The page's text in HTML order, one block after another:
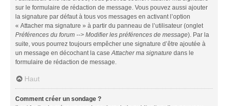
sur le formulaire de rédaction de message. Vous pouvez aussi ajouter
la signature par défaut à tous vos messages en activant l’option
« Attacher ma signature » à partir du panneau de l’utilisateur (onglet
Préférences du forum --> Modifier les préférences de message). Par la
suite, vous pourrez toujours empêcher une signature d’être ajoutée à
un message en décochant la case Attacher ma signature dans le
formulaire de rédaction de message.
Haut
Comment créer un sondage ?